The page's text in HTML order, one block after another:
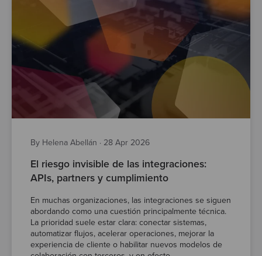
By Helena Abellán · 28 Apr 2026
El riesgo invisible de las integraciones:
APIs, partners y cumplimiento
En muchas organizaciones, las integraciones se siguen
abordando como una cuestión principalmente técnica.
La prioridad suele estar clara: conectar sistemas,
automatizar flujos, acelerar operaciones, mejorar la
experiencia de cliente o habilitar nuevos modelos de